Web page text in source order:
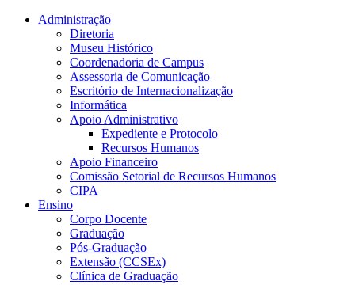
Conteúdo principal Menu principal
Administração
Diretoria
Museu Histórico
Coordenadoria de Campus
Assessoria de Comunicação
Escritório de Internacionalização
Informática
Apoio Administrativo
Expediente e Protocolo
Recursos Humanos
Apoio Financeiro
Comissão Setorial de Recursos Humanos
CIPA
Ensino
Corpo Docente
Graduação
Pós-Graduação
Extensão (CCSEx)
Clínica de Graduação